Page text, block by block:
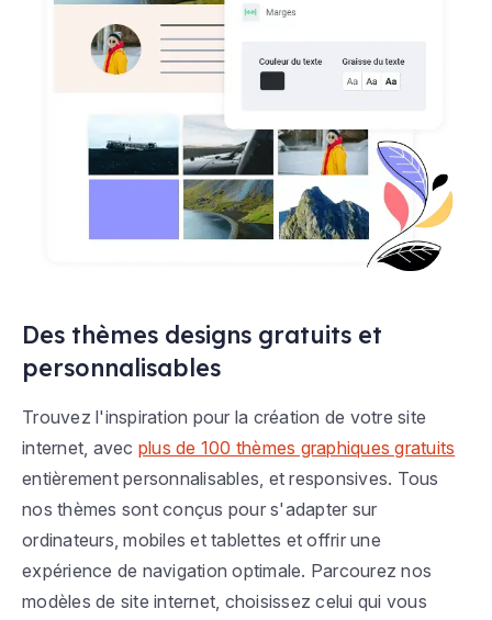
Des thèmes designs gratuits et
personnalisables
Trouvez l'inspiration pour la création de votre site
internet, avec plus de 100 thèmes graphiques gratuits
entièrement personnalisables, et responsives. Tous
nos thèmes sont conçus pour s'adapter sur
ordinateurs, mobiles et tablettes et offrir une
expérience de navigation optimale. Parcourez nos
modèles de site internet, choisissez celui qui vous